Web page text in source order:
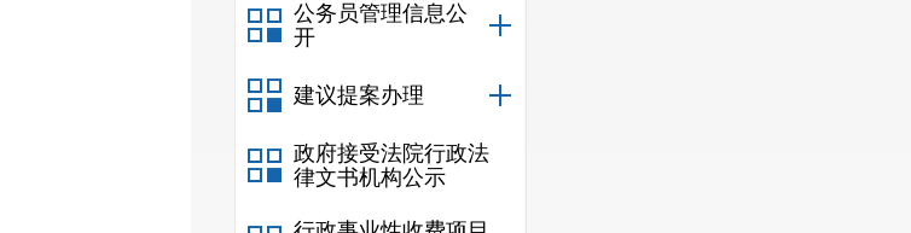
公务员管理信息公
开
建议提案办理
政府接受法院行政法
律文书机构公示